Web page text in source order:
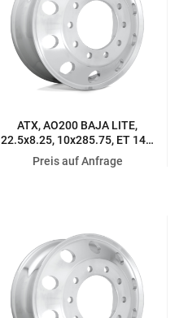
ATX, AO200 BAJA LITE,
22.5x8.25, 10x285.75, ET 147,
AR GUARD HIGH LUSTER
POLISHED
Preis auf Anfrage